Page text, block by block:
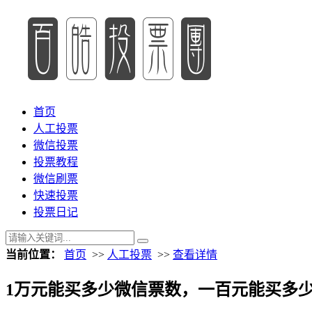
首页
人工投票
微信投票
投票教程
微信刷票
快速投票
投票日记
当前位置： 首页 >> 人工投票 >> 查看详情
1万元能买多少微信票数，一百元能买多